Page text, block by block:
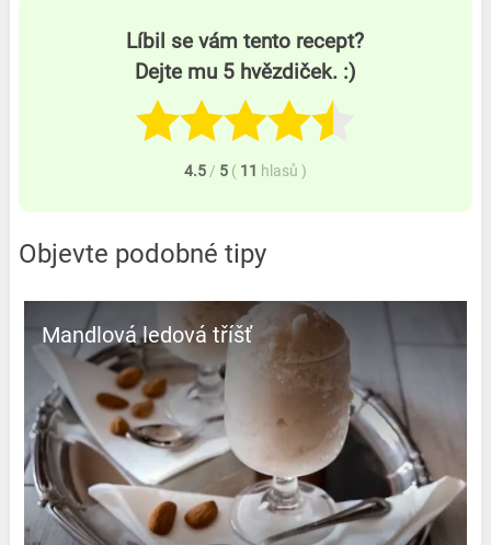
Líbil se vám tento recept?
Dejte mu 5 hvězdiček. :)
4.5 / 5 ( 11 hlasů )
Objevte podobné tipy
Mandlová ledová tříšť